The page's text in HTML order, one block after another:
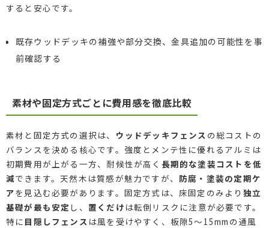
すると安心です。
既存ウッドデッキの補強や部分交換、金具追加の可能性を事
前確認する
素材や固定方式ごとに費用感を徹底比較
素材と固定方式の選択は、 ウッドデッキフェンス の総コストの
バランスを決める核心です。強度とメンテ性に優れるアルミは
初期費用が上がる一方、耐候性が高く 長期的な塗装コストを低
減できます。天然木は質感が魅力ですが、 防腐・塗装の定期ケ
アを見込む必要があります。固定方式は、床固定のみより 独立
基礎が最も安定 し、 置くだけ は転倒リスクに注意が必要です。
特に目隠しフェンス は風を受けやすく、板隙5〜15mmの通風